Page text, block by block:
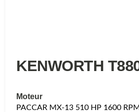
KENWORTH
Moteur
PACCAR MX-13 510 HP 1600 RPM